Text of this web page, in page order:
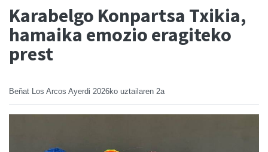
Karabelgo Konpartsa Txikia,
hamaika emozio eragiteko
prest
Beñat Los Arcos Ayerdi 2026ko uztailaren 2a